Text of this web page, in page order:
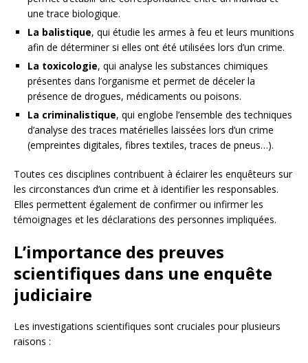
une trace biologique.
La balistique, qui étudie les armes à feu et leurs munitions
afin de déterminer si elles ont été utilisées lors d’un crime.
La toxicologie, qui analyse les substances chimiques
présentes dans l’organisme et permet de déceler la
présence de drogues, médicaments ou poisons.
La criminalistique, qui englobe l’ensemble des techniques
d’analyse des traces matérielles laissées lors d’un crime
(empreintes digitales, fibres textiles, traces de pneus…).
Toutes ces disciplines contribuent à éclairer les enquêteurs sur
les circonstances d’un crime et à identifier les responsables.
Elles permettent également de confirmer ou infirmer les
témoignages et les déclarations des personnes impliquées.
L’importance des preuves
scientifiques dans une enquête
judiciaire
Les investigations scientifiques sont cruciales pour plusieurs
raisons :